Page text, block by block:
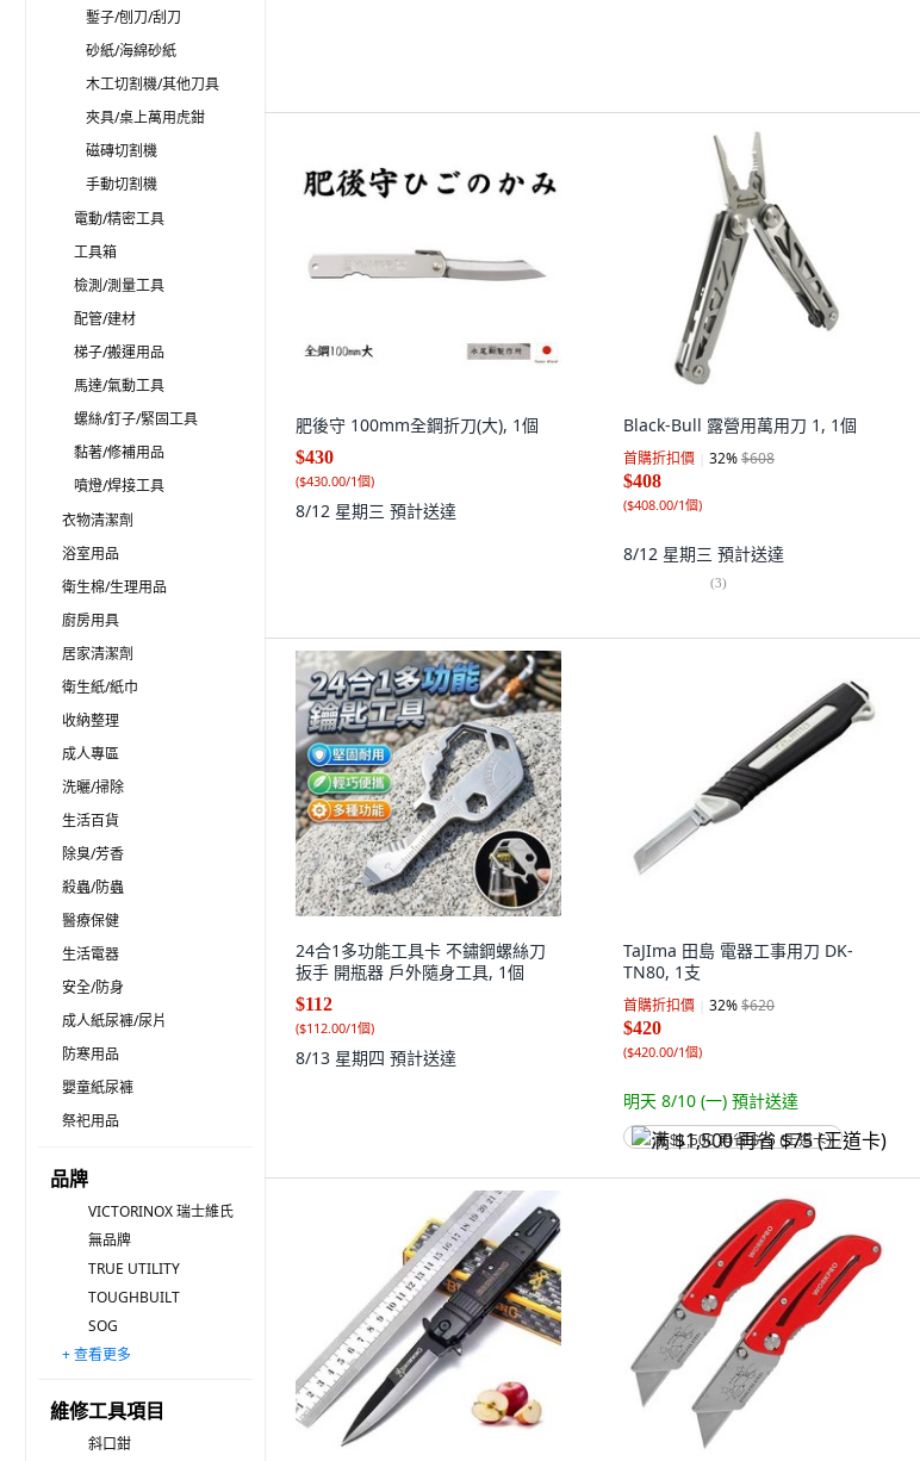
鏨子/刨刀/刮刀
砂紙/海綿砂紙
木工切割機/其他刀具
夾具/桌上萬用虎鉗
磁磚切割機
手動切割機
電動/精密工具
工具箱
檢測/測量工具
配管/建材
梯子/搬運用品
馬達/氣動工具
螺絲/釘子/緊固工具
黏著/修補用品
噴燈/焊接工具
衣物清潔劑
浴室用品
衛生棉/生理用品
廚房用具
居家清潔劑
衛生紙/紙巾
收納整理
成人專區
洗曬/掃除
生活百貨
除臭/芳香
殺蟲/防蟲
醫療保健
生活電器
安全/防身
成人紙尿褲/尿片
防寒用品
嬰童紙尿褲
祭祀用品
品牌
VICTORINOX 瑞士維氏
無品牌
TRUE UTILITY
TOUGHBUILT
SOG
ROXON
RUIKE
Octopus 章魚牌
NexTool 納拓
Black-Bull
ZERO CANDLE
KDy
WORKPRO
AnEX 安耐適
TaJIma 田島
No Brand
Milwaukee 美沃奇
kershaw
LEATHERMAN
CRKT
+ 查看更多
維修工具項目
斜口鉗
肥後守 100mm全鋼折刀(大), 1個
$430
($430.00/1個)
8/12 星期三 預計送達
Black-Bull 露營用萬用刀 1, 1個
首購折扣價 32%$608
$408
($408.00/1個)
8/12 星期三 預計送達
(3)
24合1多功能工具卡 不鏽鋼螺絲刀
扳手 開瓶器 戶外隨身工具, 1個
$112
($112.00/1個)
8/13 星期四 預計送達
TaJIma 田島 電器工事用刀 DK-
TN80, 1支
首購折扣價 32%$620
$420
($420.00/1個)
明天 8/10 (一) 預計送達
满 $1,500 再省 $75 (王道卡)